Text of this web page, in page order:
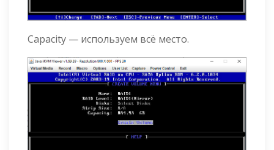
Capacity — используем всё место.